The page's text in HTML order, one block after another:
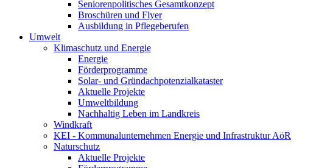
Seniorenpolitisches Gesamtkonzept
Broschüren und Flyer
Ausbildung in Pflegeberufen
Umwelt
Klimaschutz und Energie
Energie
Förderprogramme
Solar- und Gründachpotenzialkataster
Aktuelle Projekte
Umweltbildung
Nachhaltig Leben im Landkreis
Windkraft
KEI - Kommunalunternehmen Energie und Infrastruktur AöR
Naturschutz
Aktuelle Projekte